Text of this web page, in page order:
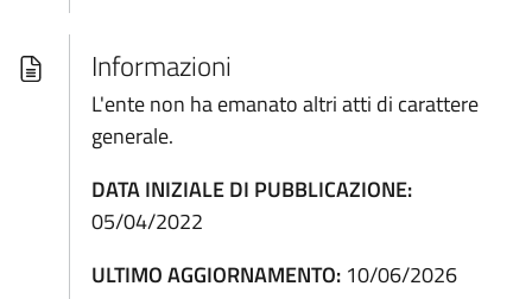
Informazioni
L'ente non ha emanato altri atti di carattere
generale.
DATA INIZIALE DI PUBBLICAZIONE:
05/04/2022
ULTIMO AGGIORNAMENTO: 10/06/2026